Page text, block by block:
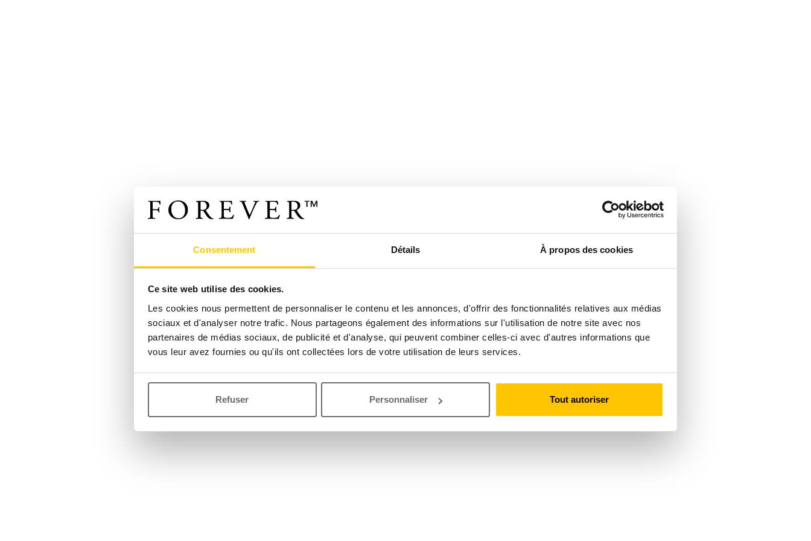
Consentement Détails À propos des cookies
Ce site web utilise des cookies.
Les cookies nous permettent de personnaliser le contenu et les annonces, d'offrir des fonctionnalités relatives aux médias
sociaux et d'analyser notre trafic. Nous partageons également des informations sur l'utilisation de notre site avec nos
partenaires de médias sociaux, de publicité et d'analyse, qui peuvent combiner celles-ci avec d'autres informations que
vous leur avez fournies ou qu'ils ont collectées lors de votre utilisation de leurs services.
Refuser Personnaliser Tout autoriser